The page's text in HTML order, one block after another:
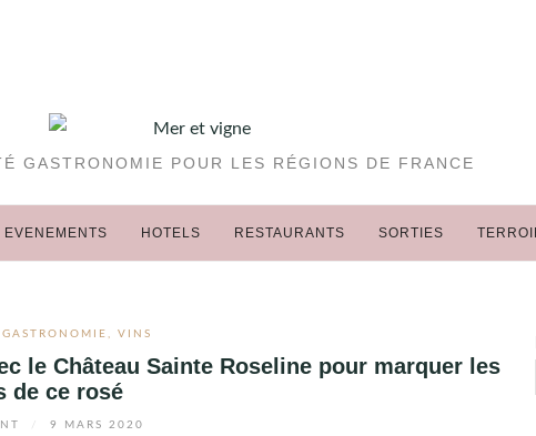
GASTRONOMIE POUR LES RÉGIONS DE FRANCE
EVENEMENTS HOTELS RESTAURANTS SORTIES
,VINS
le Château Sainte Roseline pour marquer les
de ce rosé
9 MARS 2020